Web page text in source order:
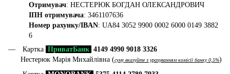
Отримувач: НЕСТЕРЮК БОГДАН ОЛЕКСАНДРОВИЧ
ІПН отримувача: 3461107636
Номер рахунку/IBAN: UA84 3052 9900 0002 6000 0149 3882
6
Картка ПриватБанк 4149 4990 9018 3326
Нестерюк Марія Михайлівна (суму вказуйте з урахуванням комісії банку 0,5%)